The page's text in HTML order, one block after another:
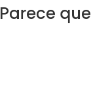
Parece